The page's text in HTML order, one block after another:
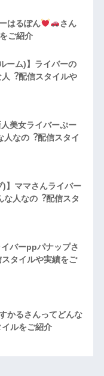
はるぽん
さん
ご紹介
ーム)】ライバーの
︖配信スタイルや
美女ライバーぷー
人なの︖配信スタイ
)】ママさんライバー
な人なの︖配信スタ
バーppパナップさ
タイルや実績をご
かるさんってどんな
ルをご紹介